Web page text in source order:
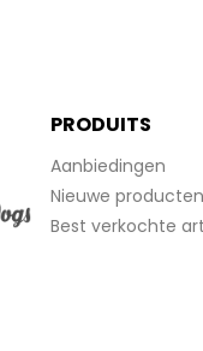
PRODUITS
Aanbiedingen
Nieuwe producten
Best verkochte